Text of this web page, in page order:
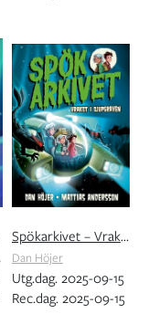
Spökarkivet – Vraket i djupgraven
Dan Höjer
Utg.dag. 2025-09-15
Rec.dag. 2025-09-15